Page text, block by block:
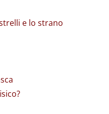
e lo strano